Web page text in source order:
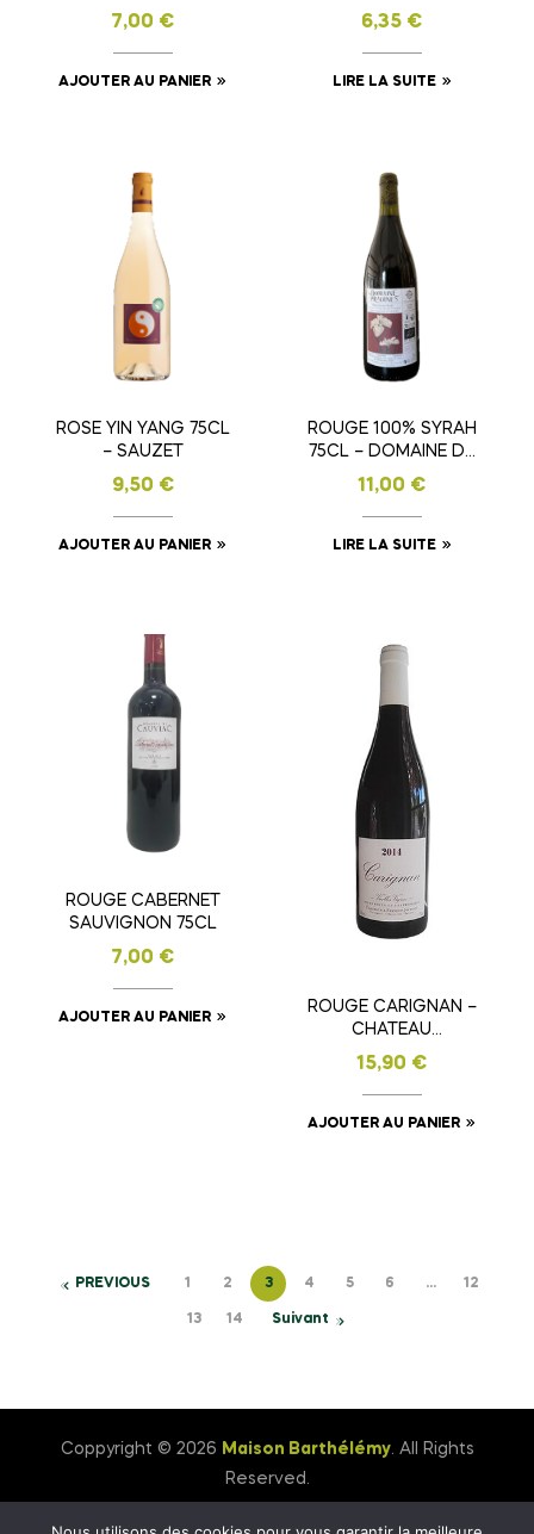
TORNAC
7,00 €
AJOUTER AU PANIER
TORNAC
6,35 €
LIRE LA SUITE
ROSE YIN YANG 75CL
– SAUZET
9,50 €
AJOUTER AU PANIER
ROUGE 100% SYRAH
75CL – DOMAINE DE
PRADINES
11,00 €
LIRE LA SUITE
ROUGE CABERNET
SAUVIGNON 75CL
7,00 €
AJOUTER AU PANIER
ROUGE CARIGNAN –
CHATEAU
L’ARGENTIER
15,90 €
AJOUTER AU PANIER
PREVIOUS 1 2 3 4 5 6 … 12
13 14 Suivant
Coppyright © 2026 Maison Barthélémy. All Rights
Reserved.